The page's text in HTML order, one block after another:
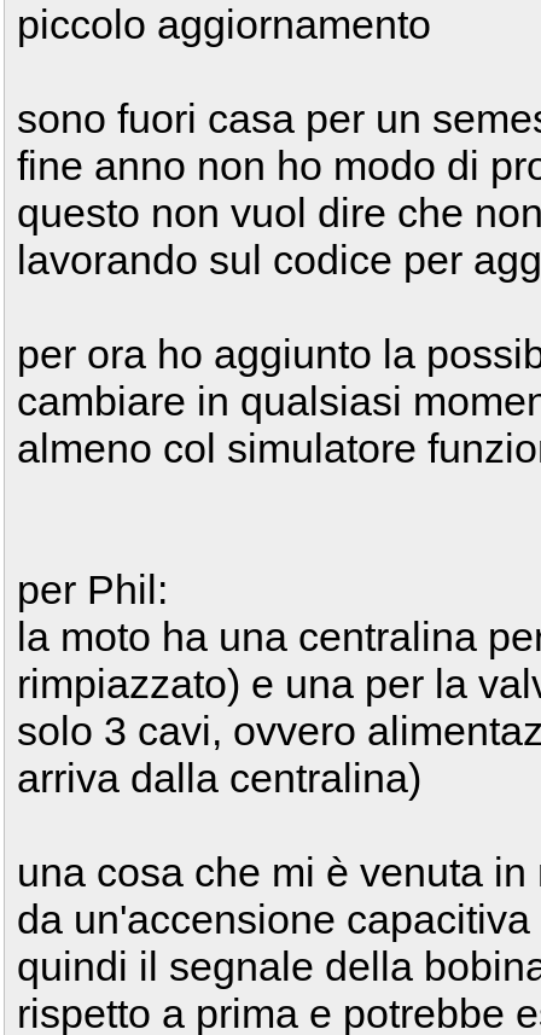
piccolo aggiornamento
sono fuori casa per un
fine anno non ho modo di
questo non vuol dire che
lavorando sul codice per
per ora ho aggiunto la
cambiare in qualsiasi
almeno col simulatore
per Phil:
la moto ha una centralina
rimpiazzato) e una per la
solo 3 cavi, ovvero
arriva dalla centralina)
una cosa che mi è venuta
da un'accensione
quindi il segnale della
rispetto a prima e potrebbe